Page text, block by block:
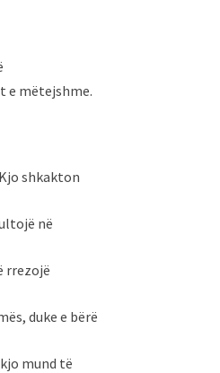
e mëtejshme.
shkakton
në
rrezojë
duke e bërë
mund të